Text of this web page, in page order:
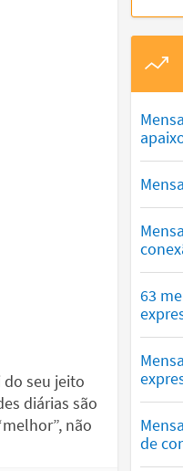
seu jeito
diárias são
não
63
de